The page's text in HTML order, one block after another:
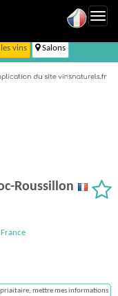
vins Salons
Roussillon
mettre mes informations